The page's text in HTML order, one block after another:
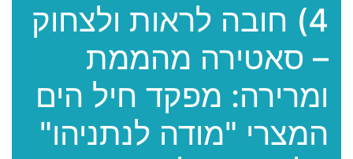
4) חובה לראות ולצחוק
– סאטירה מהממת
ומרירה: מפקד חיל הים
המצרי "מודה לנתניהו"